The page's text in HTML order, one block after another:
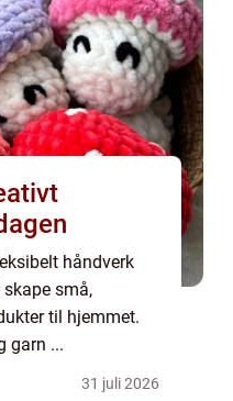
håndverk
små,
til hjemmet.
garn ...
31 juli 2026